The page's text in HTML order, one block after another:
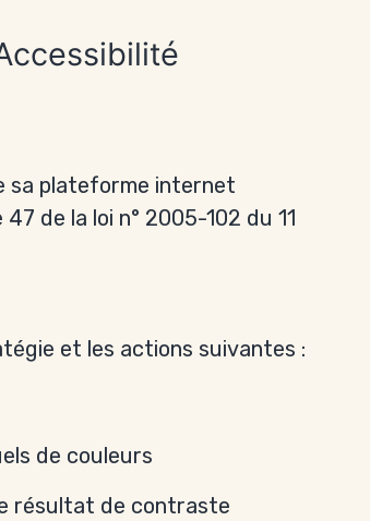
sa plateforme internet
de la loi n° 2005-102 du 11
et les actions suivantes :
de couleurs
résultat de contraste